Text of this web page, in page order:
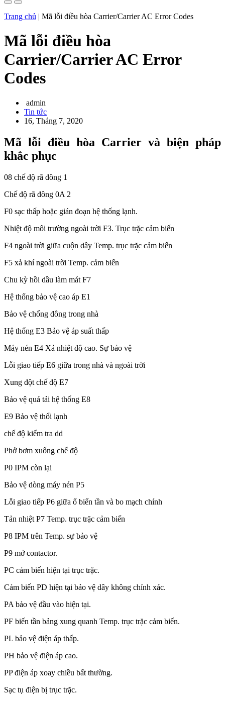
Trang chủ | Mã lỗi điều hòa Carrier/Carrier AC Error Codes
Mã lỗi điều hòa
Carrier/Carrier AC Error
Codes
admin
Tin tức
16, Tháng 7, 2020
Mã lỗi điều hòa Carrier và biện pháp
khắc phục
08 chế độ rã đông 1
Chế độ rã đông 0A 2
F0 sạc thấp hoặc gián đoạn hệ thống lạnh.
Nhiệt độ môi trường ngoài trời F3. Trục trặc cảm biến
F4 ngoài trời giữa cuộn dây Temp. trục trặc cảm biến
F5 xả khí ngoài trời Temp. cảm biến
Chu kỳ hồi dầu làm mát F7
Hệ thống bảo vệ cao áp E1
Bảo vệ chống đông trong nhà
Hệ thống E3 Bảo vệ áp suất thấp
Máy nén E4 Xả nhiệt độ cao. Sự bảo vệ
Lỗi giao tiếp E6 giữa trong nhà và ngoài trời
Xung đột chế độ E7
Bảo vệ quá tải hệ thống E8
E9 Bảo vệ thổi lạnh
chế độ kiểm tra dd
Phở bơm xuống chế độ
P0 IPM còn lại
Bảo vệ dòng máy nén P5
Lỗi giao tiếp P6 giữa ổ biến tần và bo mạch chính
Tản nhiệt P7 Temp. trục trặc cảm biến
P8 IPM trên Temp. sự bảo vệ
P9 mở contactor.
PC cảm biến hiện tại trục trặc.
Cảm biến PD hiện tại bảo vệ dây không chính xác.
PA bảo vệ đầu vào hiện tại.
PF biến tần bảng xung quanh Temp. trục trặc cảm biến.
PL bảo vệ điện áp thấp.
PH bảo vệ điện áp cao.
PP điện áp xoay chiều bất thường.
Sạc tụ điện bị trục trặc.